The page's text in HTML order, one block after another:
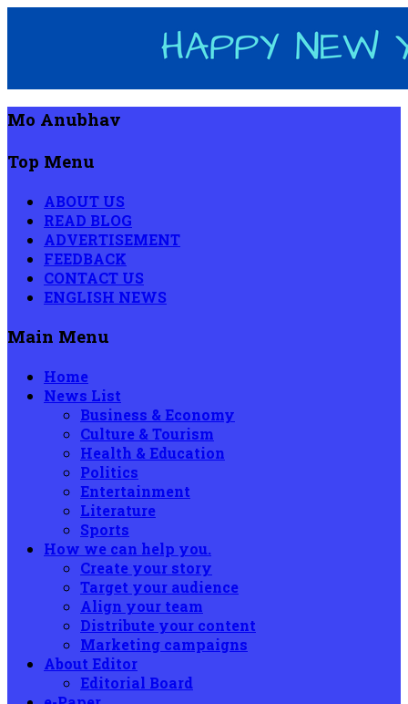
Mo Anubhav
Top Menu
ABOUT US
READ BLOG
ADVERTISEMENT
FEEDBACK
CONTACT US
ENGLISH NEWS
Main Menu
Home
News List
Business & Economy
Culture & Tourism
Health & Education
Politics
Entertainment
Literature
Sports
How we can help you.
Create your story
Target your audience
Align your team
Distribute your content
Marketing campaigns
About Editor
Editorial Board